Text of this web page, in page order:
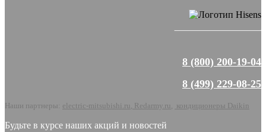
8 (800) 200-19-04
8 (499) 229-08-25
Наши партнеры: electric-mitsubishi.ru Redarmy.ru кондиционеры Daikin
Будьте в курсе наших акций и новостей